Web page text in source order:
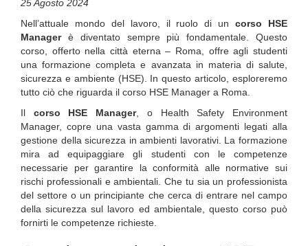
25 Agosto 2024
Nell’attuale mondo del lavoro, il ruolo di uncorso HSE
Managerè diventato sempre più fondamentale. Questo
corso, offerto nella città eterna – Roma, offre agli studenti
una formazione completa e avanzata in materia di salute,
sicurezza e ambiente (HSE). In questo articolo, esploreremo
tutto ciò che riguarda il corso HSE Manager a Roma.
Il corso HSE Manager, o Health Safety Environment
Manager, copre una vasta gamma di argomenti legati alla
gestione della sicurezza in ambienti lavorativi. La formazione
mira ad equipaggiare gli studenti con le competenze
necessarie per garantire la conformità alle normative sui
rischi professionali e ambientali. Che tu sia un professionista
del settore o un principiante che cerca di entrare nel campo
della sicurezza sul lavoro ed ambientale, questo corso può
fornirti le competenze richieste.